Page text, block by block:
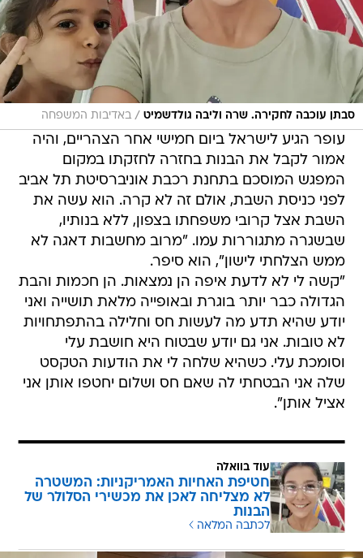
סבתן עוכבה לחקירה. שרה וליבה גולדשמיט / באדיבות המשפחה
עופר הגיע לישראל ביום חמישי אחר הצהריים, והיה
אמור לקבל את הבנות בחזרה לחזקתו במקום
המפגש המוסכם בתחנת רכבת אוניברסיטת תל אביב
לפני כניסת השבת, אולם זה לא קרה. הוא עשה את
השבת אצל קרובי משפחתו בצפון, ללא בנותיו,
שבשגרה מתגוררות עמו. "מרוב מחשבות דאגה לא
ממש הצלחתי לישון", הוא סיפר.
"קשה לי לא לדעת איפה הן נמצאות. הן חכמות והבת
הגדולה כבר יותר בוגרת ובאופייה מלאת תושייה ואני
יודע שהיא תדע מה לעשות חס וחלילה בהתפתחויות
לא טובות. אני גם יודע שבטוח היא חושבת עלי
וסומכת עלי. כשהיא שלחה לי את הודעות הטקסט
שלה אני הבטחתי לה שאם חס ושלום יחטפו אותן אני
אציל אותן".
עוד בוואלה
חטיפת האחיות האמריקניות: המשטרה
לא מצליחה לאכן את מכשירי הסלולר של
הבנות
לכתבה המלאה